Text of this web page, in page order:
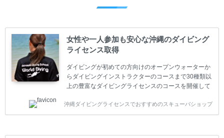
女性や一人参加も安心な沖縄のダイビング
ライセンス取得
ダイビングが初めての方向けのオープンウォーターか
らダイビングインストラクターのコースまで30種類以
上の豊富なダイビングライセンスのコースを開催して
(TEC)のコースもご用意しています。 当スクールを受
講するお客様は一人参加などの少人数のご参加が最も
スクールです。各種ダイビングライセンス取得コース
沖縄ダイビングライセンスでおすすめのスキューバショップ